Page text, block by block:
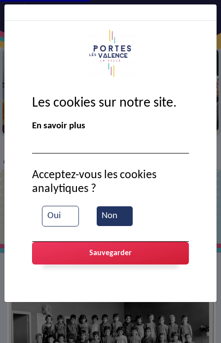
Classe des grands de l'école Anatole France
France
Les cookies sur notre site.
En savoir plus
Oui Non
Acceptez-vous les cookies
analytiques ?
Sauvegarder